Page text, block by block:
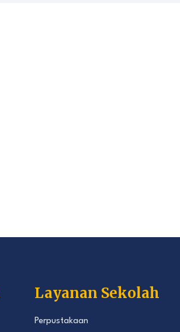
Layanan Sekolah
Perpustakaan